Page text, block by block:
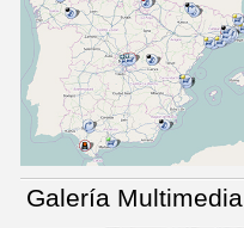
Galería Multimedia